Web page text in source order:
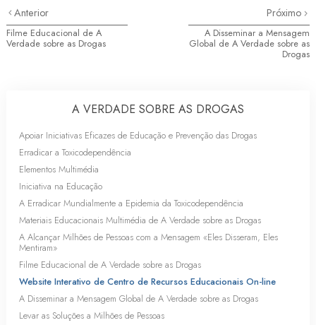
Anterior
Filme Educacional de A
Verdade sobre as Drogas
Próximo
A Disseminar a Mensagem
Global de A Verdade sobre as
Drogas
A VERDADE SOBRE AS DROGAS
Apoiar Iniciativas Eficazes de Educação e Prevenção das Drogas
Erradicar a Toxicodependência
Elementos Multimédia
Iniciativa na Educação
A Erradicar Mundialmente a Epidemia da Toxicodependência
Materiais Educacionais Multimédia de A Verdade sobre as Drogas
A Alcançar Milhões de Pessoas com a Mensagem «Eles Disseram, Eles
Mentiram»
Filme Educacional de A Verdade sobre as Drogas
Website Interativo de Centro de Recursos Educacionais On-line
A Disseminar a Mensagem Global de A Verdade sobre as Drogas
Levar as Soluções a Milhões de Pessoas